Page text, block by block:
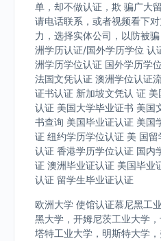
单，却不做认证，欺 骗广大
请电话联系，或者视频看下
力，选择实体公司，以防被
洲学历认证/国外学历学位 认
洲学历学位认证 国外学历学
法国文凭认证 澳洲学位认证
证书认证 新加坡文凭认 证
认证 美国大学毕业证书 美国
书查询 美国毕业证认证 美国
证 纽约学历学位认证 美 国
认证 香港学历学位认证 国内
证 澳洲毕业证认证 美国毕业
认证 留学生毕业证认证
欧洲大学 使馆认证慕尼黑工
黑大学，开姆尼茨工业大学
塔特工业大学，明斯特大学